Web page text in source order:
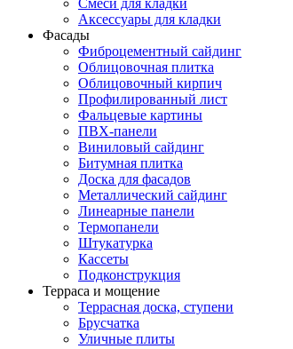
Аксессуары для кладки
Фасады
Фиброцементный сайдинг
Облицовочная плитка
Облицовочный кирпич
Профилированный лист
Фальцевые картины
ПВХ-панели
Виниловый сайдинг
Битумная плитка
Доска для фасадов
Металлический сайдинг
Линеарные панели
Термопанели
Штукатурка
Кассеты
Подконструкция
Терраса и мощение
Террасная доска, ступени
Брусчатка
Уличные плиты